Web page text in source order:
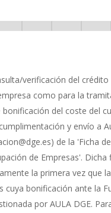
verificación del
como para la
bonificación del coste del
y envío a
de la 'Ficha
de Empresas'. Dicha
la primera vez que
cuya bonificación ante la
por AULA DGE.